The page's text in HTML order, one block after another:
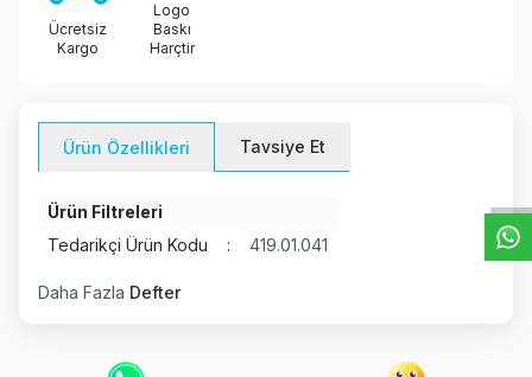
Ücretsiz
Kargo
Logo
Baskı
Harçtir
Ürün Özellikleri Tavsiye Et
Ürün Filtreleri
Tedarikçi Ürün Kodu
: 419.01.041
Daha Fazla Defter